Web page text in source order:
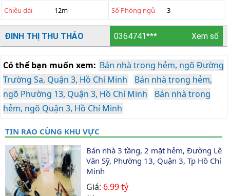
Chiều dài 12m Số Phòng ngủ 3
ĐINH THỊ THU THẢO 0364741*** Xem số
Có thể bạn muốn xem: Bán nhà trong hẻm, ngõ Đường
Trường Sa, Quận 3, Hồ Chí Minh
Bán nhà trong hẻm,
ngõ Phường 13, Quận 3, Hồ Chí Minh
Bán nhà trong
hẻm, ngõ Quận 3, Hồ Chí Minh
TIN RAO CÙNG KHU VỰC
Bán nhà 3 tầng, 2 mặt hẻm, Đường Lê
Văn Sỹ, Phường 13, Quận 3, Tp Hồ Chí
Minh
Giá: 6.99 tỷ